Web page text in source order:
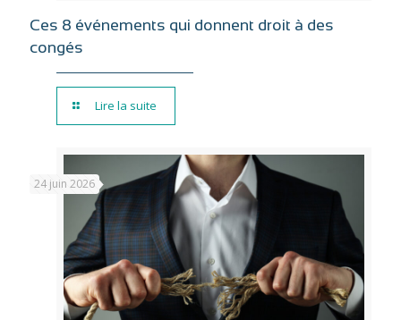
Ces 8 événements qui donnent droit à des
congés
Lire la suite
24 juin 2026